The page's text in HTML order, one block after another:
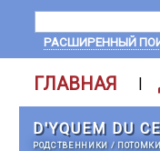
РАСШИРЕННЫЙ
ГЛАВНАЯ |
D'YQUEM DU
РОДСТВЕННИКИ /